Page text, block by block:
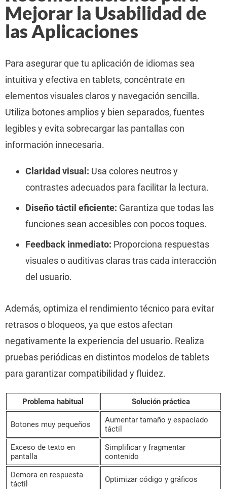
Mejorar la Usabilidad de
las Aplicaciones
Para asegurar que tu aplicación de idiomas sea
intuitiva y efectiva en tablets, concéntrate en
elementos visuales claros y navegación sencilla.
Utiliza botones amplios y bien separados, fuentes
legibles y evita sobrecargar las pantallas con
información innecesaria.
Claridad visual: Usa colores neutros y
contrastes adecuados para facilitar la lectura.
Diseño táctil eficiente: Garantiza que todas las
funciones sean accesibles con pocos toques.
Feedback inmediato: Proporciona respuestas
visuales o auditivas claras tras cada interacción
del usuario.
Además, optimiza el rendimiento técnico para evitar
retrasos o bloqueos, ya que estos afectan
negativamente la experiencia del usuario. Realiza
pruebas periódicas en distintos modelos de tablets
para garantizar compatibilidad y fluidez.
Problema habitual Solución práctica
Botones muy pequeños
Aumentar tamaño y espaciado
táctil
Exceso de texto en
pantalla
Simplificar y fragmentar
contenido
Demora en respuesta
táctil
Optimizar código y gráficos